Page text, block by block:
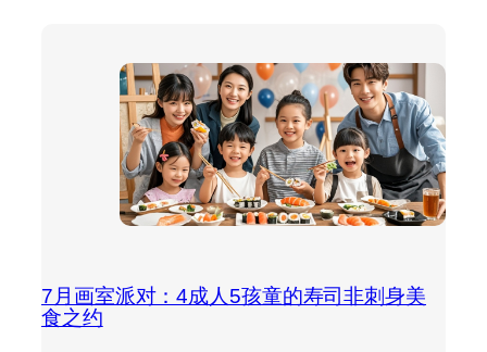
7月画室派对：4成人5孩童的寿司非刺身美
食之约